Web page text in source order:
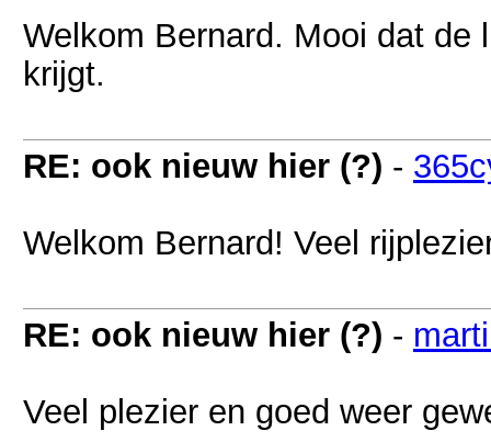
Welkom Bernard. Mooi dat de
krijgt.
RE: ook nieuw hier (?) -
Welkom Bernard! Veel
RE: ook nieuw hier (?) -
Veel plezier en goed weer